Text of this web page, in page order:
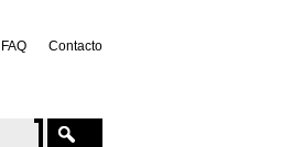
FAQ Contacto